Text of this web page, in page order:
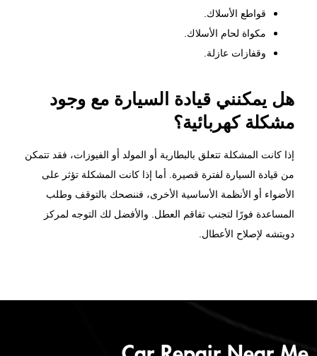
قواطع الأسلاك.
مكواة لحام الأسلاك.
وقفازات عازلة.
هل يمكنني قيادة السيارة مع وجود
مشكلة كهربائية؟
إذا كانت المشكلة تتعلق بالبطارية أو المولد أو الفيوزات، فقد تتمكن
من قيادة السيارة لفترة قصيرة. أما إذا كانت المشكلة تؤثر على
الأضواء أو الأنظمة الأساسية الأخرى، فننصحك بالتوقف وطلب
المساعدة فورًا لتجنب تفاقم العطل. والأفضل لك التوجه لمركز
دويتشه لإصلاح الأعطال.
Car Repair Near Me